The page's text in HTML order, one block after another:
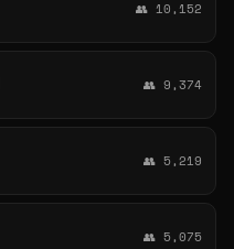
👥 10,152
👥 9,374
👥 5,219
👥 5,075